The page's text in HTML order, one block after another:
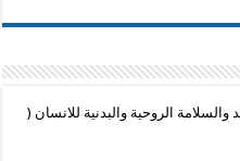
الروحية والبدنية للانسان (